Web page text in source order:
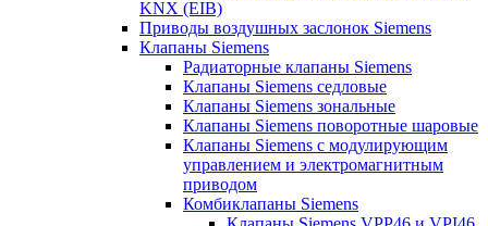
KNX (EIB)
Приводы воздушных заслонок Siemens
Клапаны Siemens
Радиаторные клапаны Siemens
Клапаны Siemens седловые
Клапаны Siemens зональные
Клапаны Siemens поворотные шаровые
Клапаны Siemens с модулирующим
управлением и электромагнитным
приводом
Комбиклапаны Siemens